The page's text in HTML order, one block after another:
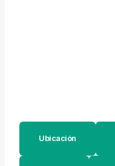
Ubicación